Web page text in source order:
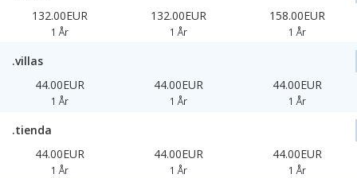
132.00EUR
1 År
132.00EUR
1 År
158.00EUR
1 År
.villas
44.00EUR
1 År
44.00EUR
1 År
44.00EUR
1 År
.tienda
44.00EUR
1 År
44.00EUR
1 År
44.00EUR
1 År